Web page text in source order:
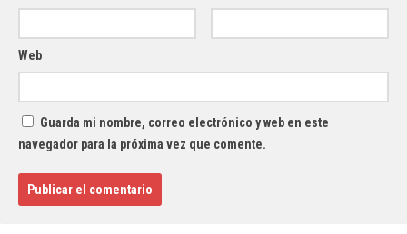
Web
Guarda mi nombre, correo electrónico y web en este
navegador para la próxima vez que comente.